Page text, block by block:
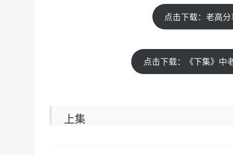
点击下载：老高
点击下载：《下集》中
上集